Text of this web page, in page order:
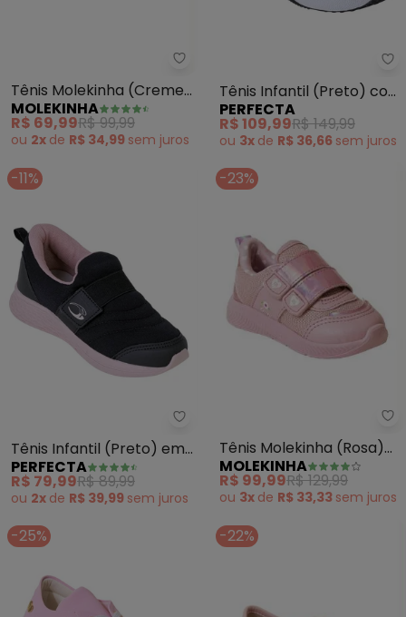
Molekinha - Tênis Molekinha
Tênis Molekinha (Creme,
Azul e Rosa) em Sintético
MOLEKINHA
R$ 69,99R$ 99,99
ou 2x de R$ 34,99 sem juros
Tênis Infantil (Preto) com
Velcro
PERFECTA
R$ 109,99R$ 149,99
ou 3x de R$ 36,66 sem juros
-11%
Perfecta - Tênis Infantil
Tênis Infantil (Preto) em
Tecido com Sintético
PERFECTA
R$ 79,99R$ 89,99
ou 2x de R$ 39,99 sem juros
-23%
Tênis Molekinha (Rosa)
em Sintético
MOLEKINHA
R$ 99,99R$ 129,99
ou 3x de R$ 33,33 sem juros
-25% -22%